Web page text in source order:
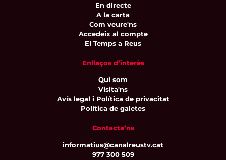
En directe
A la carta
Com veure'ns
Accedeix al compte
El Temps a Reus
Enllaços d’interès
Qui som
Visita'ns
Avís legal i Política de privacitat
Política de galetes
Contacta’ns
informatius@canalreustv.cat
977 300 509